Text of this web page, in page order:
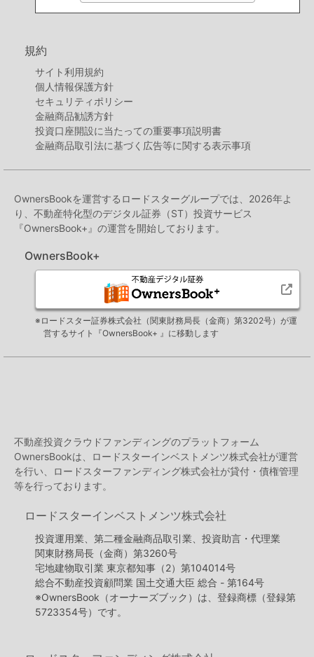
規約
サイト利用規約
個人情報保護方針
セキュリティポリシー
金融商品勧誘方針
投資口座開設に当たっての重要事項説明書
金融商品取引法に基づく広告等に関する表示事項
OwnersBookを運営するロードスターグループでは、2026年よ
り、不動産特化型のデジタル証券（ST）投資サービス
『OwnersBook+』の運営を開始しております。
OwnersBook+
※ロードスター証券株式会社（関東財務局長（金商）第3202号）が運
営するサイト『OwnersBook+ 』に移動します
不動産投資クラウドファンディングのプラットフォーム
OwnersBookは、ロードスターインベストメンツ株式会社が運営
を行い、ロードスターファンディング株式会社が貸付・債権管理
等を行っております。
ロードスターインベストメンツ株式会社
投資運用業、第二種金融商品取引業、投資助言・代理業
関東財務局長（金商）第3260号
宅地建物取引業 東京都知事（2）第104014号
総合不動産投資顧問業 国土交通大臣 総合 - 第164号
※OwnersBook（オーナーズブック）は、登録商標（登録第
5723354号）です。